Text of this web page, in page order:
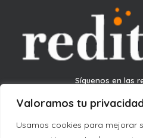
Valoramos tu
Usamos cookies para mejorar
Síguenos en las